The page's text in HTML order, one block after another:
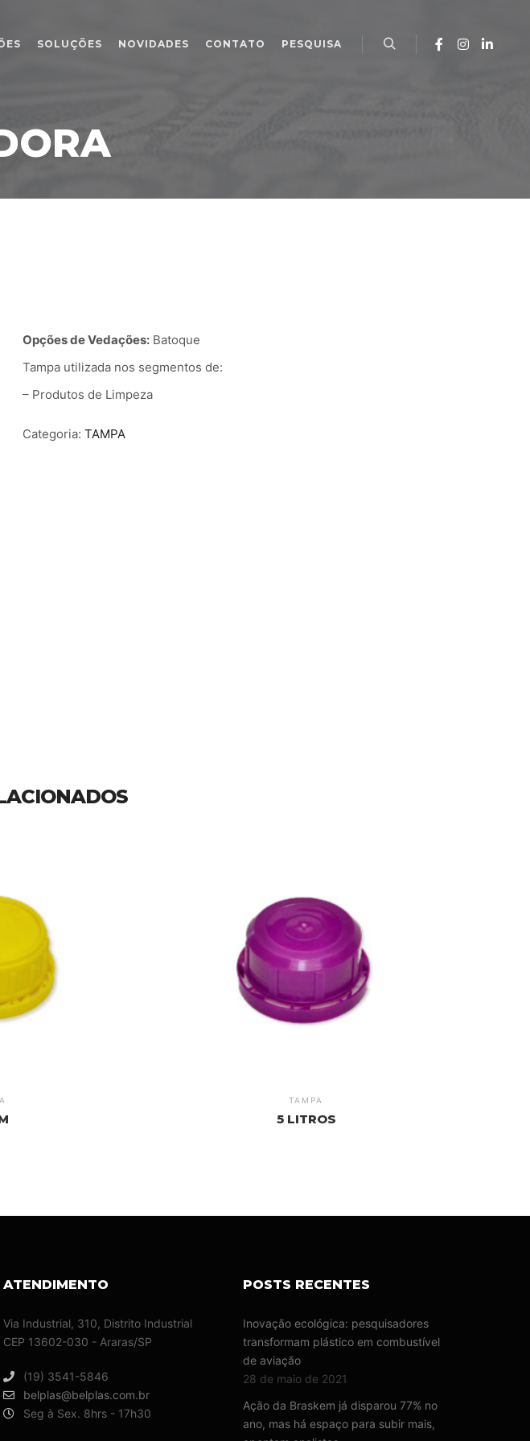
SOLUÇÕES NOVIDADES CONTATO
PESQUISA
Opções de Vedações: Batoque
Tampa utilizada nos segmentos de:
– Produtos de Limpeza
Categoria:TAMPA
TAMPA
5 LITROS
ATENDIMENTO
Via Industrial, 310, Distrito Industrial
CEP 13602-030 - Araras/SP
(19) 3541-5846
belplas@belplas.com.br
Seg à Sex. 8hrs - 17h30
POSTS RECENTES
Inovação ecológica: pesquisadores
transformam plástico em combustível
de aviação
28 de maio de 2021
Ação da Braskem já disparou 77% no
ano, mas há espaço para subir mais,